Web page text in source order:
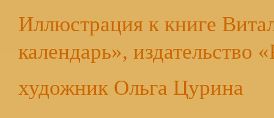
Иллюстрация к книге
календарь», издательство
художник Ольга Цурина